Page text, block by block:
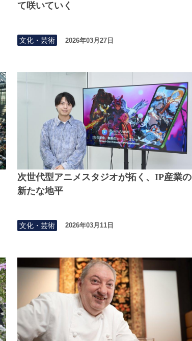
て咲いていく
文化・芸術 2026年03月27日
次世代型アニメスタジオが拓く、IP産業の
新たな地平
文化・芸術 2026年03月11日